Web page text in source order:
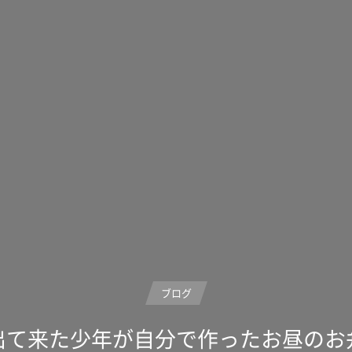
ブログ
来た少年が自分で作ったお昼のお